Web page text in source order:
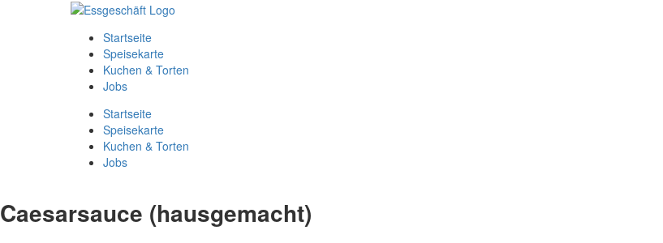
Startseite
Speisekarte
Kuchen & Torten
Jobs
Startseite
Speisekarte
Kuchen & Torten
Jobs
Caesarsauce (hausgemacht)